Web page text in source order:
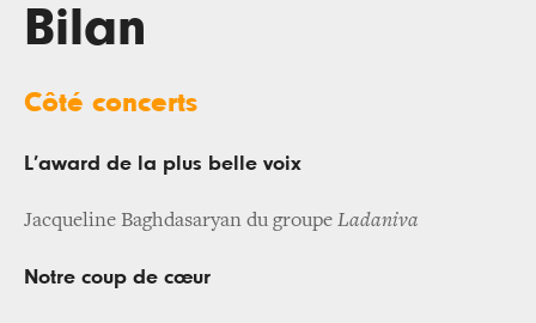
Bilan
Côté concerts
L’award de la plus belle voix
Jacqueline Baghdasaryan du groupe Ladaniva
Notre coup de cœur